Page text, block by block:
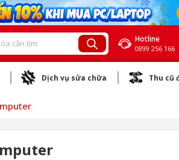
Hotline
0899 256 166
Dịch vụ sửa chữa Thu cũ